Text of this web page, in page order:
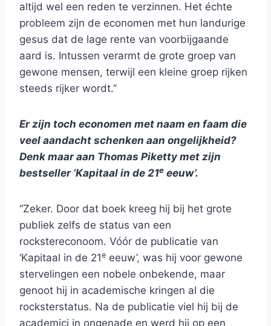
altijd wel een reden te verzinnen. Het échte
probleem zijn de economen met hun landurige
gesus dat de lage rente van voorbijgaande
aard is. Intussen verarmt de grote groep van
gewone mensen, terwijl een kleine groep rijken
steeds rijker wordt.”
Er zijn toch economen met naam en faam die
veel aandacht schenken aan ongelijkheid?
Denk maar aan Thomas Piketty met zijn
bestseller ‘Kapitaal in de 21e eeuw’.
“Zeker. Door dat boek kreeg hij bij het grote
publiek zelfs de status van een
rockstereconoom. Vóór de publicatie van
‘Kapitaal in de 21e eeuw’, was hij voor gewone
stervelingen een nobele onbekende, maar
genoot hij in academische kringen al die
rocksterstatus. Na de publicatie viel hij bij de
academici in ongenade en werd hij op een